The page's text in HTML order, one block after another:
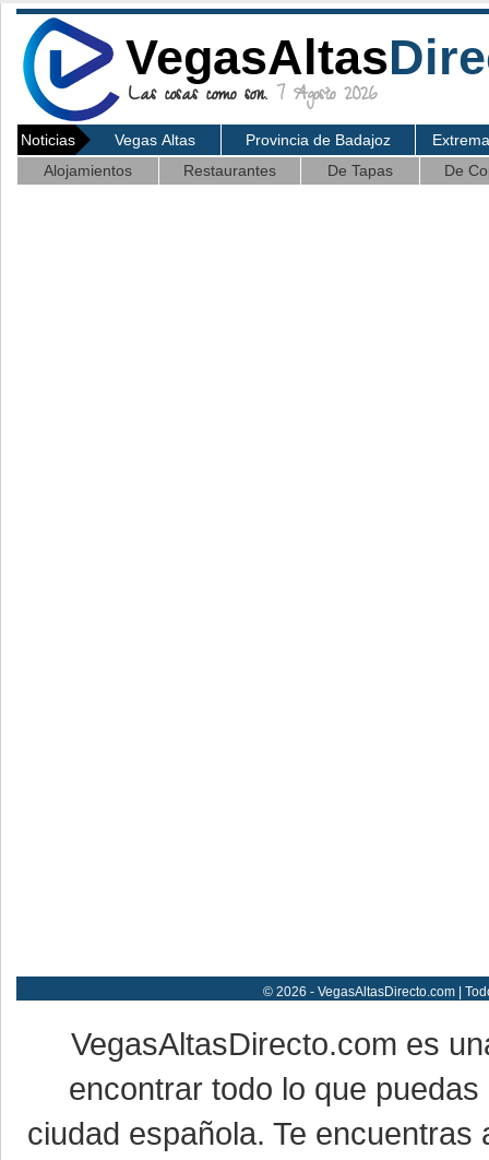
VegasAltas
Las cosas como son. 7 Agosto 2026
Noticias Vegas Altas Provincia de Badajoz
Alojamientos
Restaurantes De Tapas De
© 2026 - VegasAltasDirecto.com |
VegasAltasDirecto.com es
encontrar todo lo que
ciudad española. Te